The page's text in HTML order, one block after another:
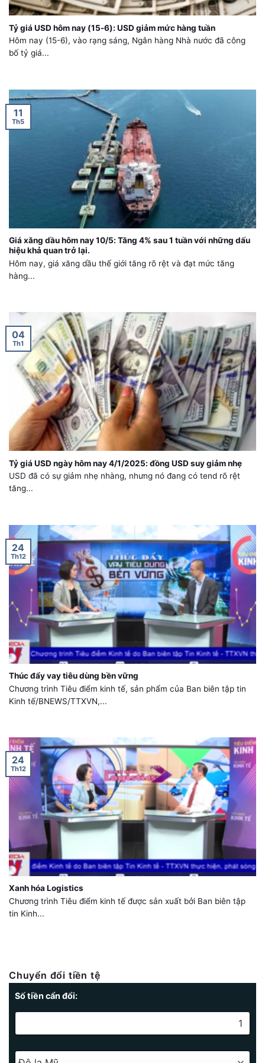
Tỷ giá USD hôm nay (15-6): USD giảm mức hàng tuần
Hôm nay (15-6), vào rạng sáng, Ngân hàng Nhà nước đã công
bố tỷ giá...
Giá xăng dầu hôm nay 10/5: Tăng 4% sau 1 tuần với những dấu
hiệu khả quan trở lại.
Hôm nay, giá xăng dầu thế giới tăng rõ rệt và đạt mức tăng
hàng...
11
Th5
Tỷ giá USD ngày hôm nay 4/1/2025: đồng USD suy giảm nhẹ
USD đã có sự giảm nhẹ nhàng, nhưng nó đang có tend rõ rệt
tăng...
04
Th1
Thúc đẩy vay tiêu dùng bền vững
Chương trình Tiêu điểm kinh tế, sản phẩm của Ban biên tập tin
Kinh tế/BNEWS/TTXVN,...
24
Th12
Xanh hóa Logistics
Chương trình Tiêu điểm kinh tế được sản xuất bởi Ban biên tập
tin Kinh...
24
Th12
Chuyển đổi tiền tệ
Số tiền cẩn đổi: